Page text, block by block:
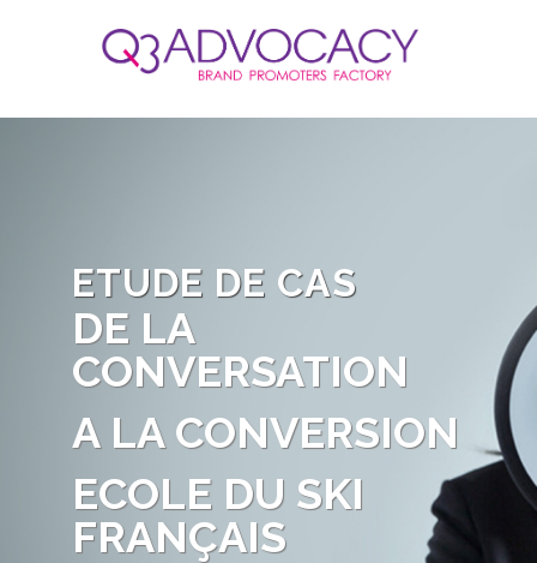
ETUDE DE CAS
DE LA
CONVERSATION
A LA CONVERSION
ECOLE DU SKI
FRANÇAIS